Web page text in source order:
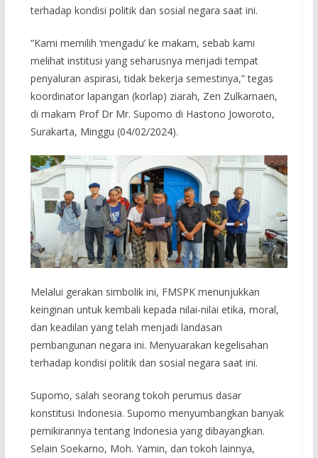
terhadap kondisi politik dan sosial negara saat ini.
“Kami memilih ‘mengadu’ ke makam, sebab kami
melihat institusi yang seharusnya menjadi tempat
penyaluran aspirasi, tidak bekerja semestinya,” tegas
koordinator lapangan (korlap) ziarah, Zen Zulkarnaen,
di makam Prof Dr Mr. Supomo di Hastono Joworoto,
Surakarta, Minggu (04/02/2024).
Melalui gerakan simbolik ini, FMSPK menunjukkan
keinginan untuk kembali kepada nilai-nilai etika, moral,
dan keadilan yang telah menjadi landasan
pembangunan negara ini. Menyuarakan kegelisahan
terhadap kondisi politik dan sosial negara saat ini.
Supomo, salah seorang tokoh perumus dasar
konstitusi Indonesia. Supomo menyumbangkan banyak
pemikirannya tentang Indonesia yang dibayangkan.
Selain Soekarno, Moh. Yamin, dan tokoh lainnya,